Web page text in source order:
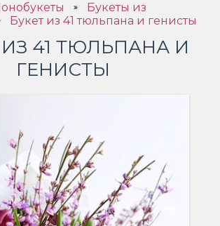
»
Букеты из
Букет из 41 тюльпана и генисты
ИЗ 41 ТЮЛЬПАНА И
ГЕНИСТЫ